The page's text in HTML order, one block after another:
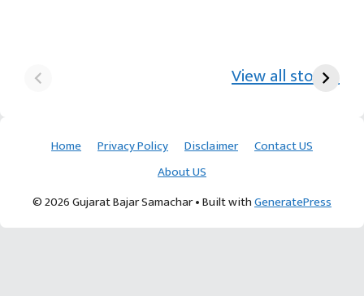
View all stories
ખેડૂતની કમાલ આચાર્ય દેવવ્રતજી
Home Privacy Policy Disclaimer
Contact US
About US
© 2026 Gujarat Bajar Samachar• Built withGeneratePress